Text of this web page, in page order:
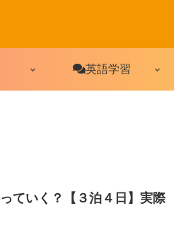
英語学習
ていく？【３泊４日】実際